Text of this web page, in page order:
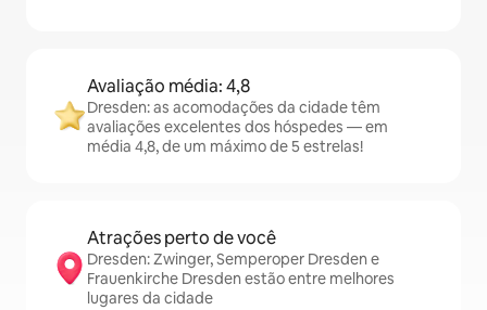
Avaliação média: 4,8
Dresden: as acomodações da cidade têm
avaliações excelentes dos hóspedes — em
média 4,8, de um máximo de 5 estrelas!
Atrações perto de você
Dresden: Zwinger, Semperoper Dresden e
Frauenkirche Dresden estão entre melhores
lugares da cidade